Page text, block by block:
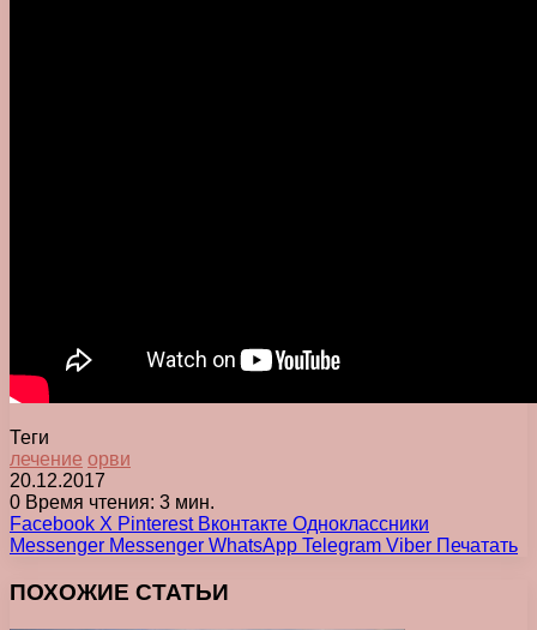
Теги
лечение орви
20.12.2017
0 Время чтения: 3 мин.
Facebook X Pinterest Вконтакте Одноклассники
Messenger Messenger WhatsApp Telegram Viber Печатать
ПОХОЖИЕ СТАТЬИ